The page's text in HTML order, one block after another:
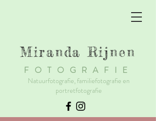
Miranda Rijnen
F OTOGRAFIE
Natuurfotografie, familiefotografie en
portretfotografie